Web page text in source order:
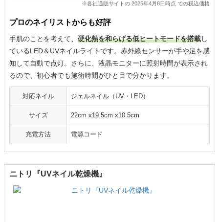
※各社通販サイトの 2025年4月8日時点 での税込価格
プロのネイリストからも好評
手肌のことを考えて、 硬化熱を和らげる低ヒートモードを搭載し
ているLED＆UVネイルライトです。赤外線センサーが手や足を感
知して自動で点灯。さらに、液晶モニターに照射時間が表示され
るので、初心者でも施術時間がひと目で分かります。
対応ネイル ジェルネイル（UV・LED）
サイズ 22cm x19.5cm x10.5cm
充電方法 電源コード
ニトリ『UVネイル乾燥機』